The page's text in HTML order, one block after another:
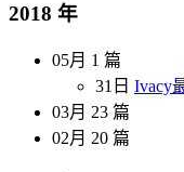
2018 年
05月 1 篇
31日 Ivacy
03月 23 篇
02月 20 篇